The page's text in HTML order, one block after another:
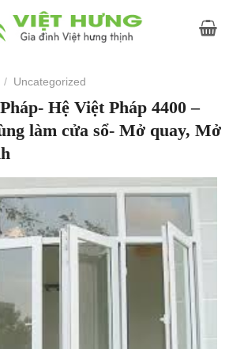
/ Uncategorized
Hệ Việt Pháp 4400 –
làm cửa sổ- Mở quay, Mở